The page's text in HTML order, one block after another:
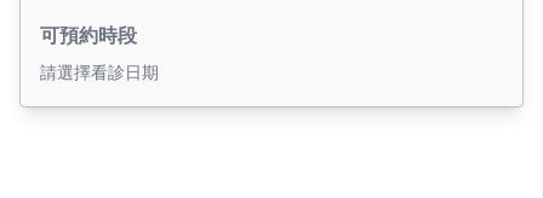
可預約時段
請選擇看診日期